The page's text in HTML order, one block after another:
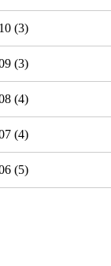
(3)
(3)
(4)
(4)
(5)